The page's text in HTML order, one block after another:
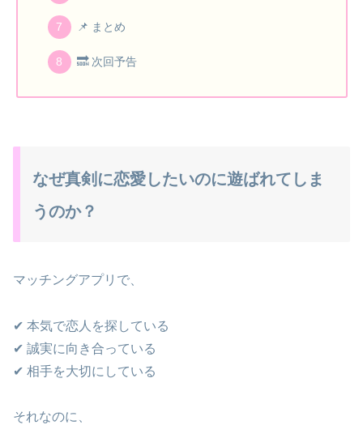
📌 まとめ
🔜 次回予告
なぜ真剣に恋愛したいのに遊ばれてしま
うのか？
マッチングアプリで、
✔ 本気で恋人を探している
✔ 誠実に向き合っている
✔ 相手を大切にしている
それなのに、